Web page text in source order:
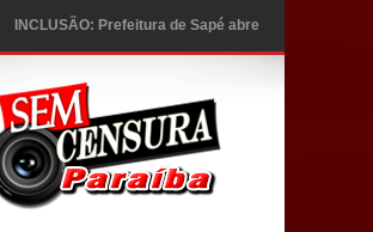
INCLUSÃO: Prefeitura de Sapé abre
Social; veja documentação
necessária!